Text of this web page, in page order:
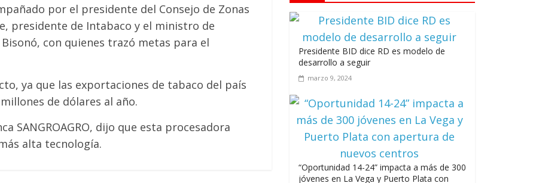
por el presidente del Consejo de Zonas
presidente de Intabaco y el ministro de
con quienes trazó metas para el
ya que las exportaciones de tabaco del país
de dólares al año.
SANGROAGRO, dijo que esta procesadora
alta tecnología.
patidarios
julio 12, 2026
Llevar los Juegos XXV Juegos
Centroamericanos y del Caribe a las plazas
y parques del país
Presidente BID dice RD es modelo de
desarrollo a seguir
marzo 9, 2024
“Oportunidad 14-24” impacta a más de 300
jóvenes en La Vega y Puerto Plata con